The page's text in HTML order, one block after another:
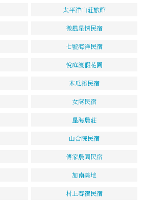
太平洋山莊旅館
微風星情民宿
七號海洋民宿
悅庭渡假花園
木瓜溪民宿
女窩民宿
星海農莊
山合院民宿
傅家農園民宿
加南美地
村上春宿民宿